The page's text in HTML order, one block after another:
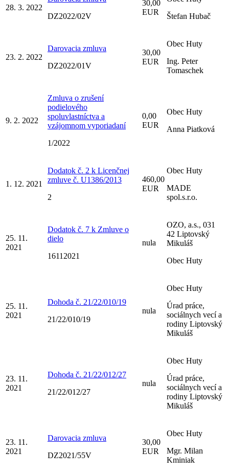
28. 3. 2022
DZ2022/02V
30,00
EUR
Štefan Hubač
23. 2. 2022
Darovacia zmluva
DZ2022/01V
30,00
EUR
Obec Huty
Ing. Peter
Tomaschek
9. 2. 2022
Zmluva o zrušení
podielového
spoluvlastníctva a
vzájomnom vyporiadaní
1/2022
0,00
EUR
Obec Huty
Anna Piatková
1. 12. 2021
Dodatok č. 2 k Licenčnej
zmluve č. U1386/2013
2
460,00
EUR
Obec Huty
MADE
spol.s.r.o.
25. 11.
2021
Dodatok č. 7 k Zmluve o
dielo
16112021
nula
OZO, a.s., 031
42 Liptovský
Mikuláš
Obec Huty
25. 11.
2021
Dohoda č. 21/22/010/19
21/22/010/19
nula
Obec Huty
Úrad práce,
sociálnych vecí a
rodiny Liptovský
Mikuláš
23. 11.
2021
Dohoda č. 21/22/012/27
21/22/012/27
nula
Obec Huty
Úrad práce,
sociálnych vecí a
rodiny Liptovský
Mikuláš
23. 11.
2021
Darovacia zmluva
DZ2021/55V
30,00
EUR
Obec Huty
Mgr. Milan
Kminiak